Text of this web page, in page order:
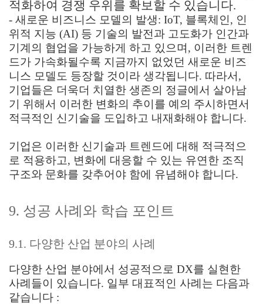
적화하여 경쟁 우위를 확보할 수 있습니다.
- 새로운 비즈니스 모델의 발생: IoT, 블록체인, 인
위적 지능 (AI) 등 기술의 발전과 고도화가 인간과
기계의 협업을 가능하게 하고 있으며, 이러한 트렌
드가 가속화될수록 지금까지 없었던 새로운 비즈
니스 모델도 등장할 것이라 생각됩니다. 따라서,
기업들은 더욱더 치열한 생존의 정글에서 살아남
기 위해서 이러한 변화의 추이를 예의 주시하면서
적극적인 신기술을 도입하고 내재화해야 합니다.
기업은 이러한 신기술과 트렌드에 대해 적극적으
로 적용하고, 변화에 대응할 수 있는 유연한 조직
구조와 문화를 갖추어야 함에 유념해야 합니다.
9. 성공 사례와 학습 포인트
9.1. 다양한 산업 분야의 사례
다양한 산업 분야에서 성공적으로 DX를 실현한
사례들이 있습니다. 일부 대표적인 사례는 다음과
같습니다 :